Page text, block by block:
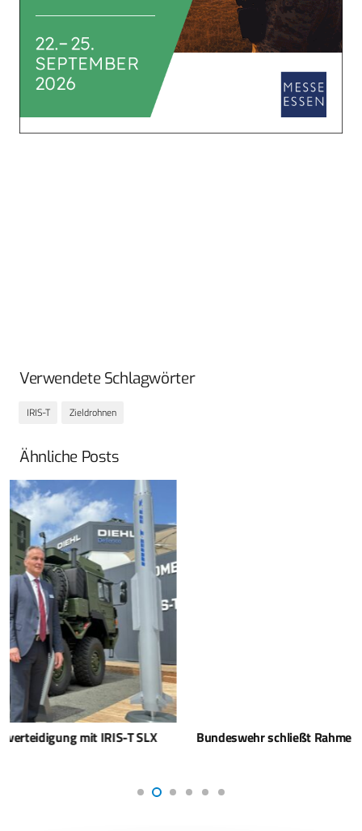
Verwendete Schlagwörter
IRIS-T Zieldrohnen
Ähnliche Posts
Bundeswehr schließt Rahmenvertrag zu IRIS-T